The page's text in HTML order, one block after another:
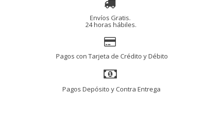
Envíos Gratis.
24 horas hábiles.
Pagos con Tarjeta de Crédito y Débito
Pagos Depósito y Contra Entrega